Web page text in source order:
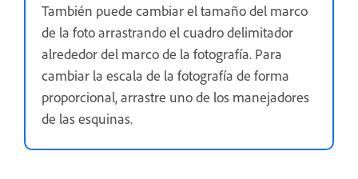
También puede cambiar el tamaño del marco
de la foto arrastrando el cuadro delimitador
alrededor del marco de la fotografía. Para
cambiar la escala de la fotografía de forma
proporcional, arrastre uno de los manejadores
de las esquinas.